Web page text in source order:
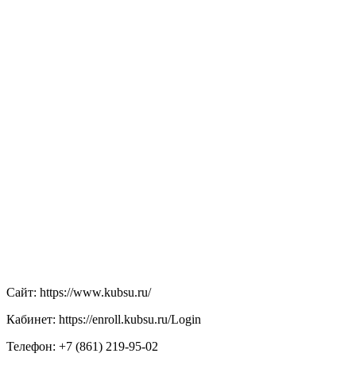
Сайт: https://www.kubsu.ru/
Кабинет: https://enroll.kubsu.ru/Login
Телефон: +7 (861) 219-95-02